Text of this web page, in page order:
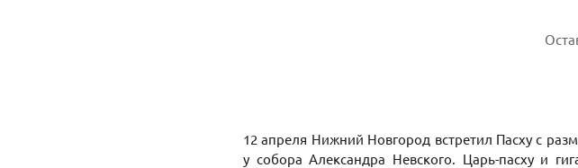
12 апреля Нижний Новгород встретил Пасху с
у собора Александра Невского. Царь-пасху и